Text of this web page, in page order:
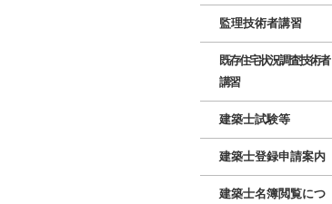
監理技術者講習
既存住宅状況調査技術者
講習
建築士試験等
建築士登録申請案内
建築士名簿閲覧につ